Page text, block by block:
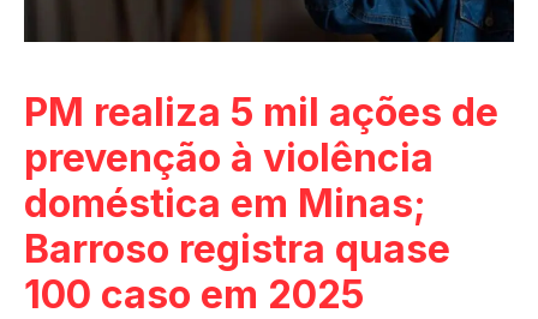
PM realiza 5 mil ações de
prevenção à violência
doméstica em Minas;
Barroso registra quase
100 caso em 2025